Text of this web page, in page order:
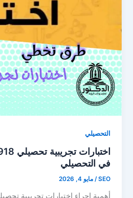
التحصيلي
في التحصيلي
SEO
/مايو 4, 2026
أهمية إجراء اختبارات تجريبية